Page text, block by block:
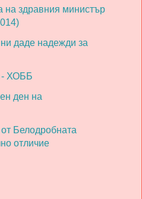
на здравния министър
даде надежди за
- ХОББ
ден на
Белодробната
отличие